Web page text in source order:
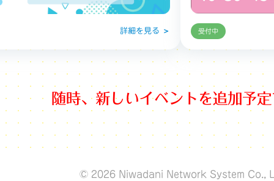
受付中
随時、新しいイベントを追加予
© 2026 Niwadani Network System Co.,